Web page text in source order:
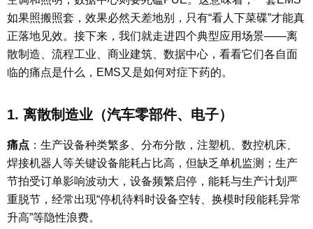
如果照搬照套，效果必然天差地别，只有“看人下菜碟”才能真
正落地见效。接下来，我们就走进四个典型应用场景——离
散制造、流程工业、商业建筑、数据中心，看看它们各自面
临的痛点是什么，EMS又是如何对症下药的。
1. 离散制造业（汽车零部件、电子）
痛点 ： 生产设备种类繁多、分布分散，注塑机、数控机床、
焊接机器人等关键设备能耗占比高，但缺乏单机监测；生产
节拍受订单影响波动大，设备频繁启停，能耗与生产计划严
重脱节，经常出现“停机待料时设备空转、换模时段能耗异常
升高”等隐性浪费。